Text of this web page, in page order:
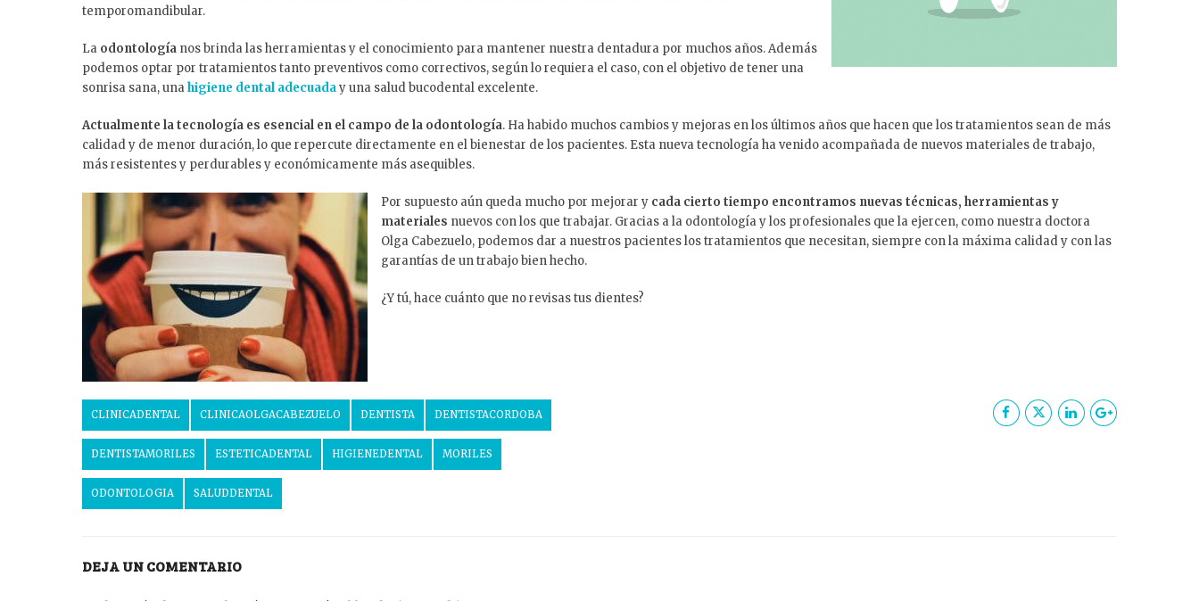
temporomandibular.
La odontología nos brinda las herramientas y el conocimiento para mantener nuestra dentadura por muchos años. Además
podemos optar por tratamientos tanto preventivos como correctivos, según lo requiera el caso, con el objetivo de tener una
sonrisa sana, unahigiene dental adecuaday una salud bucodental excelente.
Actualmente la tecnología es esencial en el campo de la odontología. Ha habido muchos cambios y mejoras en los últimos años que hacen que los tratamientos sean de más
calidad y de menor duración, lo que repercute directamente en el bienestar de los pacientes. Esta nueva tecnología ha venido acompañada de nuevos materiales de trabajo,
más resistentes y perdurables y económicamente más asequibles.
Por supuesto aún queda mucho por mejorar y cada cierto tiempo encontramos nuevas técnicas, herramientas y
materiales nuevos con los que trabajar. Gracias a la odontología y los profesionales que la ejercen, como nuestra doctora
Olga Cabezuelo, podemos dar a nuestros pacientes los tratamientos que necesitan, siempre con la máxima calidad y con las
garantías de un trabajo bien hecho.
¿Y tú, hace cuánto que no revisas tus dientes?
CLINICADENTAL CLINICAOLGACABEZUELO DENTISTA DENTISTACORDOBA
DENTISTAMORILES ESTETICADENTAL HIGIENEDENTAL MORILES
ODONTOLOGIA SALUDDENTAL
DEJA UN COMENTARIO